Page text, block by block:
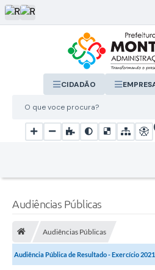
O que voce procura?
CIDADÃO
Audiências Públicas
Audiências Públicas
Audiência Pública de Resultado - Exercício